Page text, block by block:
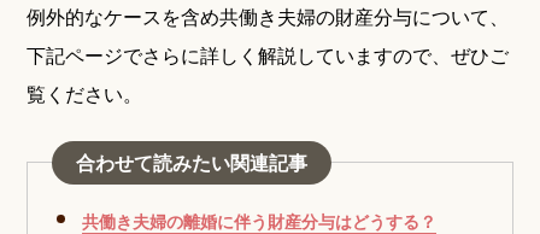
例外的なケースを含め共働き夫婦の財産分与について、
下記ページでさらに詳しく解説していますので、ぜひご
覧ください。
合わせて読みたい関連記事
共働き夫婦の離婚に伴う財産分与はどうする？